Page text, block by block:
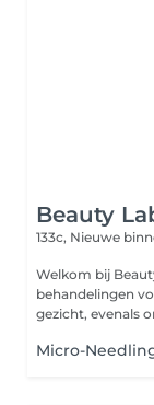
Beauty
133c, Nieuwe
Welkom bij
behandelingen
gezicht, evenals
Micro-